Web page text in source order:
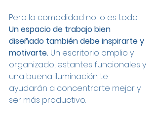
Pero la comodidad no lo es todo.
Un espacio de trabajo bien
diseñado también debe inspirarte y
motivarte. Un escritorio amplio y
organizado, estantes funcionales y
una buena iluminación te
ayudarán a concentrarte mejor y
ser más productivo.